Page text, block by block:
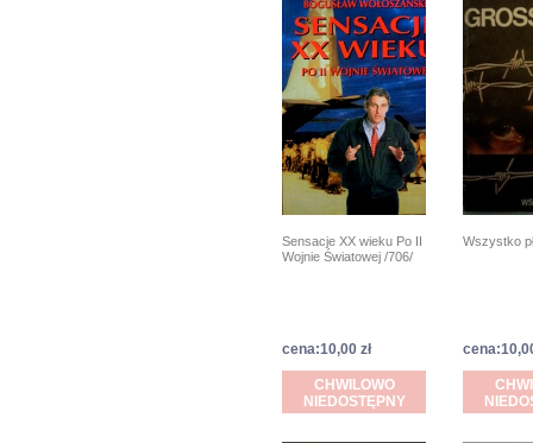
Sensacje XX wieku Po II
Wojnie Światowej /706/
cena:10,00 zł
CHWILOWO
NIEDOSTĘPNY
Wszystko